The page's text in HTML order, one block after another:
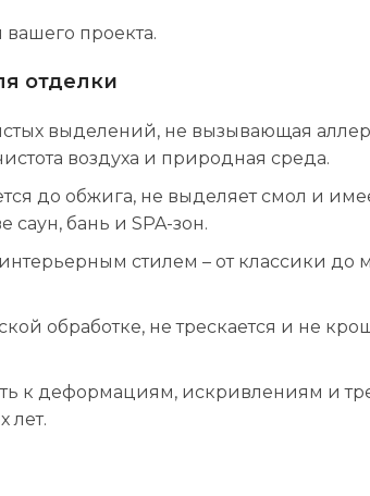
проекта.
отделки
выделений, не вызывающая
воздуха и природная среда.
до обжига, не выделяет смол и
саун, бань и SPA-зон.
стилем – от классики
обработке, не трескается и не
к деформациям, искривлениям и
лет.